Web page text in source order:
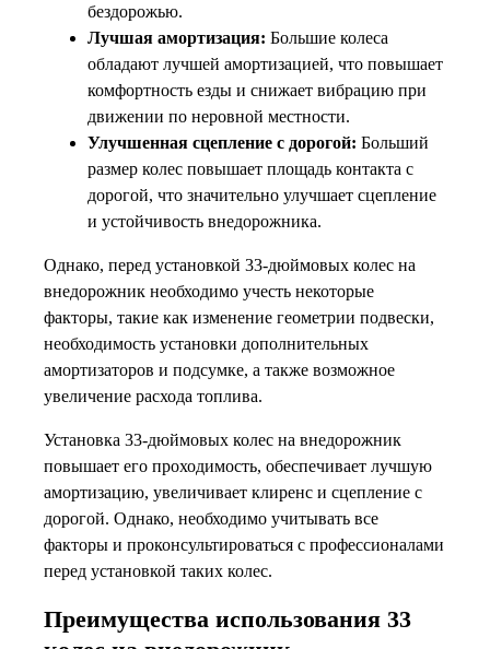
бездорожью.
Лучшая амортизация: Большие колеса
обладают лучшей амортизацией, что повышает
комфортность езды и снижает вибрацию при
движении по неровной местности.
Улучшенная сцепление с дорогой: Больший
размер колес повышает площадь контакта с
дорогой, что значительно улучшает сцепление
и устойчивость внедорожника.
Однако, перед установкой 33-дюймовых колес на
внедорожник необходимо учесть некоторые
факторы, такие как изменение геометрии подвески,
необходимость установки дополнительных
амортизаторов и подсумке, а также возможное
увеличение расхода топлива.
Установка 33-дюймовых колес на внедорожник
повышает его проходимость, обеспечивает лучшую
амортизацию, увеличивает клиренс и сцепление с
дорогой. Однако, необходимо учитывать все
факторы и проконсультироваться с профессионалами
перед установкой таких колес.
Преимущества использования 33